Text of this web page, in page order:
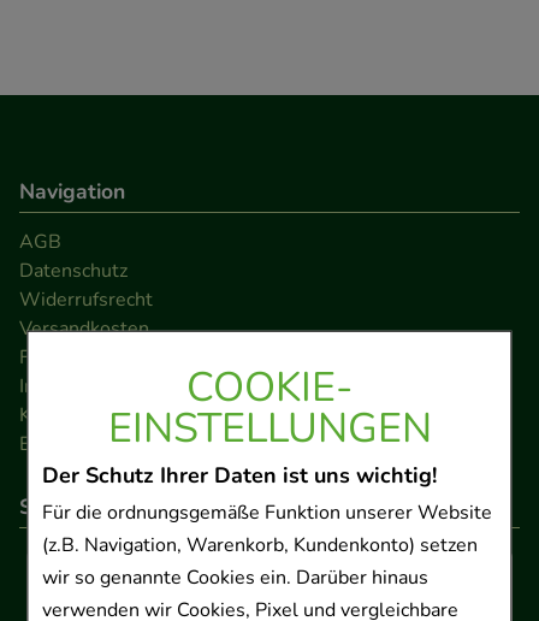
COOKIE-
EINSTELLUNGEN
Der Schutz Ihrer Daten ist uns wichtig!
Für die ordnungsgemäße Funktion unserer Website
(z.B. Navigation, Warenkorb, Kundenkonto) setzen
wir so genannte Cookies ein. Darüber hinaus
verwenden wir Cookies, Pixel und vergleichbare
Navigation
AGB
Datenschutz
Widerrufsrecht
Versandkosten
FAQ
Impressum
Kontakt
Barrierefreiheitserklärung
So können Sie bezahlen